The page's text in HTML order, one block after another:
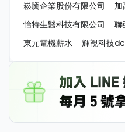
崧騰企業股份有限公司
加
怡特生醫科技有限公司
聯
東元電機薪水
輝視科技